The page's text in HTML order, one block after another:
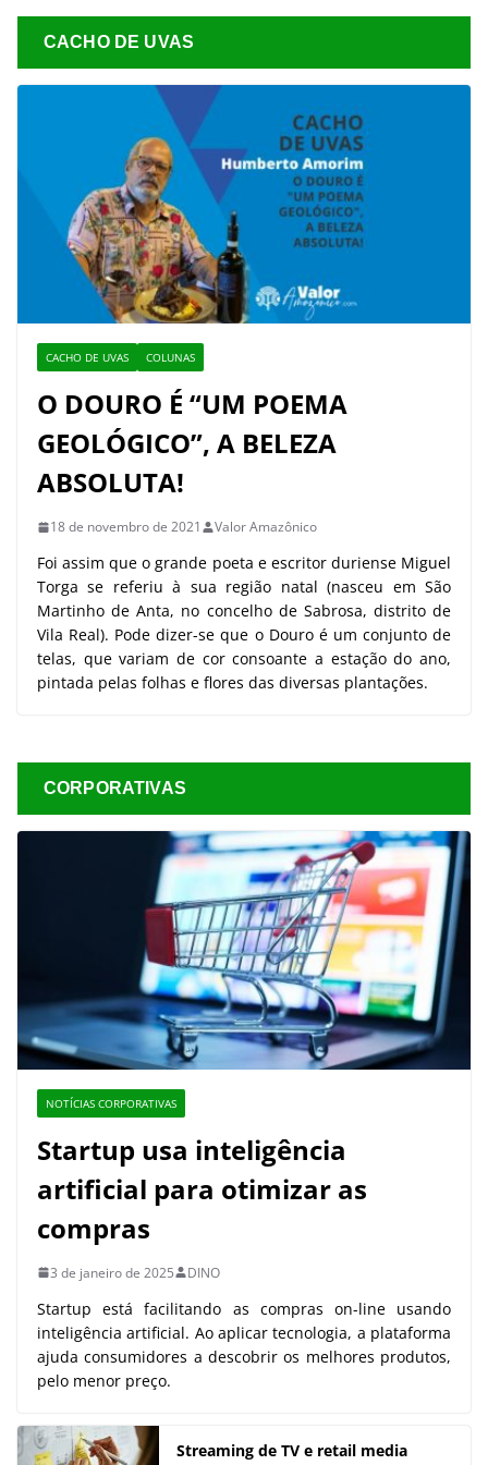
CACHO DE UVAS
CACHO DE UVAS COLUNAS
O DOURO É “UM POEMA
GEOLÓGICO”, A BELEZA
ABSOLUTA!
18 de novembro de 2021 Valor Amazônico
Foi assim que o grande poeta e escritor duriense Miguel
Torga se referiu à sua região natal (nasceu em São
Martinho de Anta, no concelho de Sabrosa, distrito de
Vila Real). Pode dizer-se que o Douro é um conjunto de
telas, que variam de cor consoante a estação do ano,
pintada pelas folhas e flores das diversas plantações.
CORPORATIVAS
NOTÍCIAS CORPORATIVAS
Startup usa inteligência
artificial para otimizar as
compras
3 de janeiro de 2025 DINO
Startup está facilitando as compras on-line usando
inteligência artificial. Ao aplicar tecnologia, a plataforma
ajuda consumidores a descobrir os melhores produtos,
pelo menor preço.
Streaming de TV e retail media